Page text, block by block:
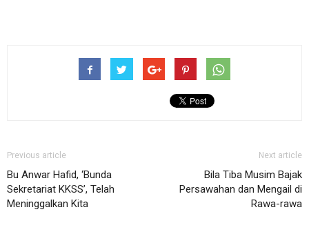
Previous article
Bu Anwar Hafid, ‘Bunda
Sekretariat KKSS’, Telah
Meninggalkan Kita
Next article
Bila Tiba Musim Bajak
Persawahan dan Mengail di
Rawa-rawa